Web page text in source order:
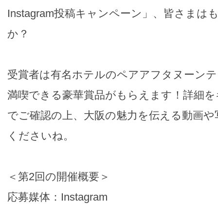
Instagram投稿キャンペーン」、皆さまは
か？
受賞者は有名ホテルのペアアフタヌーン
満喫できる豪華賞品がもらえます！詳細
でご確認の上、大阪の魅力を伝える動画
くださいね。
＜第2回の開催概要＞
応募媒体：Instagram